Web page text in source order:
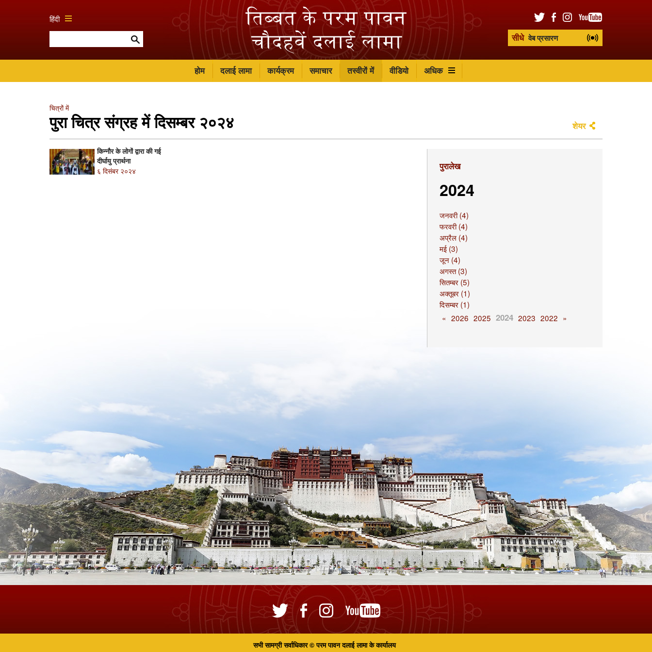
हिंदी
सीधे वेब प्रसारण
होम दलाई लामा कार्यक्रम समाचार तस्वीरों में वीडियो अधिक
चित्रों में
पुरा चित्र संग्रह में दिसम्बर २०२४ शेयर
किन्नौर के लोगों द्वारा की गई
दीर्घायु प्रार्थना
६ दिसंबर २०२४ पुरालेख
2024
जनवरी (4)
फरवरी (4)
अप्रैल (4)
मई (3)
जून (4)
अगस्त (3)
सितम्बर (5)
अक्तूबर (1)
दिसम्बर (1)
« 2026 2025 2024 2023 2022 »
सभी सामग्री सर्वाधिकार © परम पावन दलाई लामा के कार्यालय